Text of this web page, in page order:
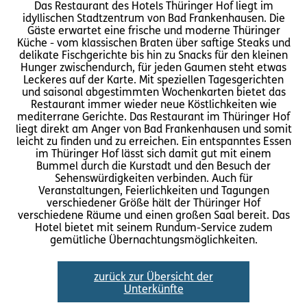
Das Restaurant des Hotels Thüringer Hof liegt im
idyllischen Stadtzentrum von Bad Frankenhausen. Die
Gäste erwartet eine frische und moderne Thüringer
Küche - vom klassischen Braten über saftige Steaks und
delikate Fischgerichte bis hin zu Snacks für den kleinen
Hunger zwischendurch, für jeden Gaumen steht etwas
Leckeres auf der Karte. Mit speziellen Tagesgerichten
und saisonal abgestimmten Wochenkarten bietet das
Restaurant immer wieder neue Köstlichkeiten wie
mediterrane Gerichte. Das Restaurant im Thüringer Hof
liegt direkt am Anger von Bad Frankenhausen und somit
leicht zu finden und zu erreichen. Ein entspanntes Essen
im Thüringer Hof lässt sich damit gut mit einem
Bummel durch die Kurstadt und den Besuch der
Sehenswürdigkeiten verbinden. Auch für
Veranstaltungen, Feierlichkeiten und Tagungen
verschiedener Größe hält der Thüringer Hof
verschiedene Räume und einen großen Saal bereit. Das
Hotel bietet mit seinem Rundum-Service zudem
gemütliche Übernachtungsmöglichkeiten.
zurück zur Übersicht der
Unterkünfte